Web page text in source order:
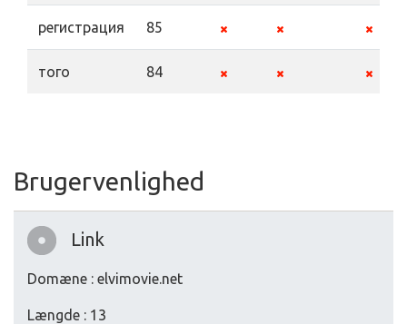
регистрация 85
того 84
Brugervenlighed
Link
Domæne : elvimovie.net
Længde : 13